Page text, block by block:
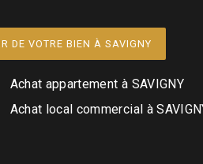
DE VOTRE BIEN À SAVIGNY
Achat appartement à SAVIGNY
Achat local commercial à